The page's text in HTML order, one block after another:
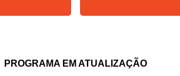
PROGRAMA EM ATUALIZAÇÃO